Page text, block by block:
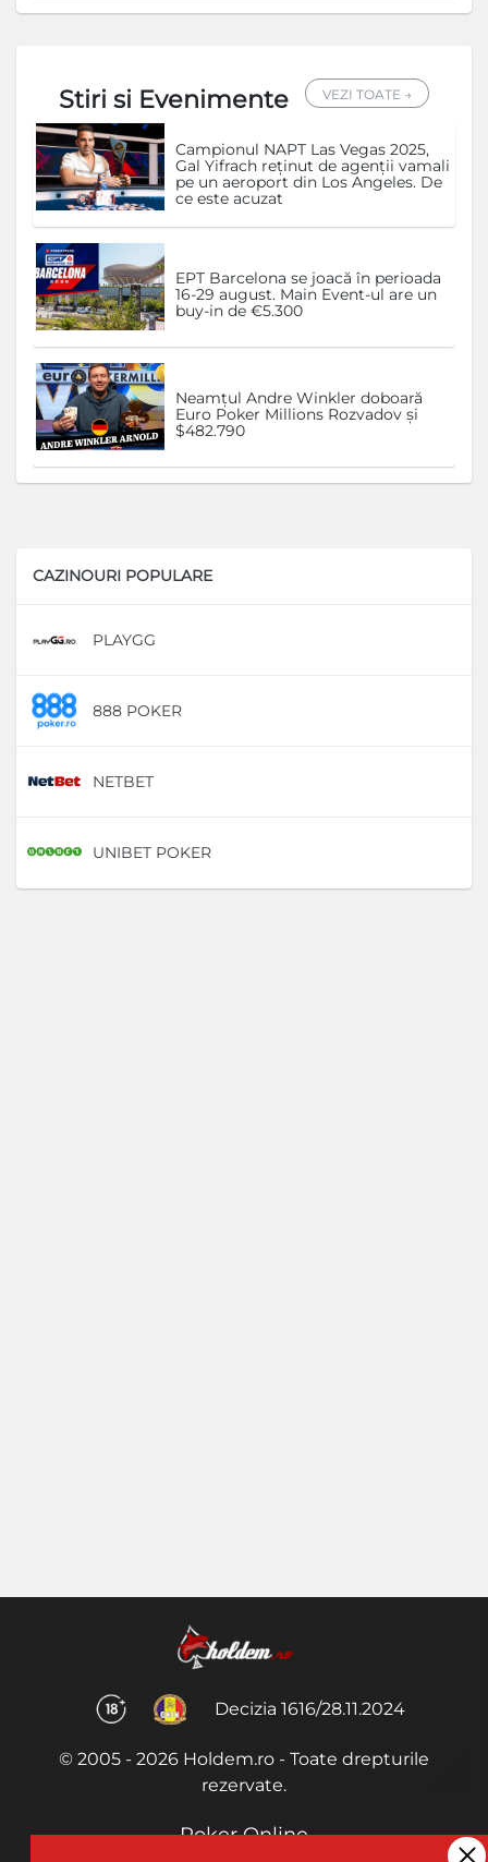
Stiri si Evenimente VEZI TOATE →
Campionul NAPT Las Vegas 2025,
Gal Yifrach reținut de agenții vamali
pe un aeroport din Los Angeles. De
ce este acuzat
EPT Barcelona se joacă în perioada
16-29 august. Main Event-ul are un
buy-in de €5.300
Neamțul Andre Winkler doboară
Euro Poker Millions Rozvadov și
$482.790
CAZINOURI POPULARE
PLAYGG
888 POKER
NETBET
UNIBET POKER
Decizia 1616/28.11.2024
© 2005 - 2026 Holdem.ro - Toate drepturile
rezervate.
Poker Online